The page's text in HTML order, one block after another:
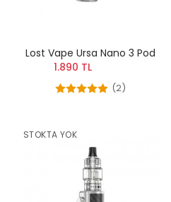
Lost Vape Ursa Nano 3 Pod
1.890 TL
(2)
STOKTA YOK